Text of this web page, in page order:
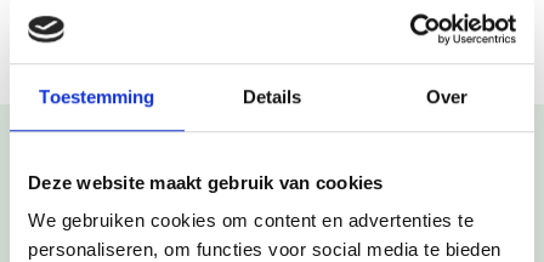
Toestemming Details Over
Deze website maakt gebruik van cookies
We gebruiken cookies om content en advertenties te
personaliseren, om functies voor social media te bieden
Deze nieuwsberichten vind je
misschien ook interessant